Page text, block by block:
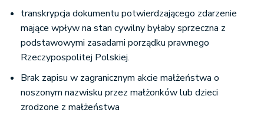
transkrypcja dokumentu potwierdzającego zdarzenie
mające wpływ na stan cywilny byłaby sprzeczna z
podstawowymi zasadami porządku prawnego
Rzeczypospolitej Polskiej.
Brak zapisu w zagranicznym akcie małżeństwa o
noszonym nazwisku przez małżonków lub dzieci
zrodzone z małżeństwa